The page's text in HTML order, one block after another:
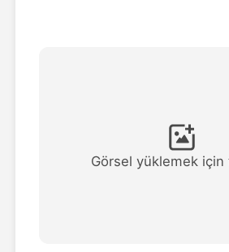
Tüm şablonları
Görsel yüklemek için